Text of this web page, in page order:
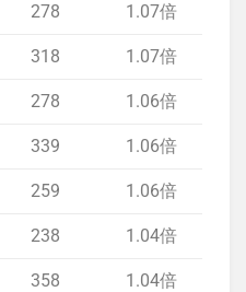
278 1.07倍
318 1.07倍
278 1.06倍
339 1.06倍
259 1.06倍
238 1.04倍
358 1.04倍